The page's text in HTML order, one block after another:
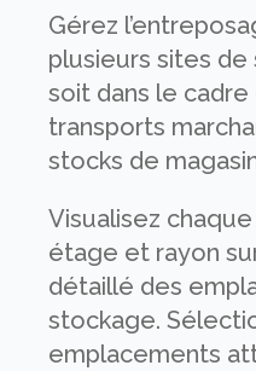
Gérez
plusieurs sites
soit dans le
transports
stocks de
Visualisez
étage et rayon
détaillé des
stockage.
emplacements